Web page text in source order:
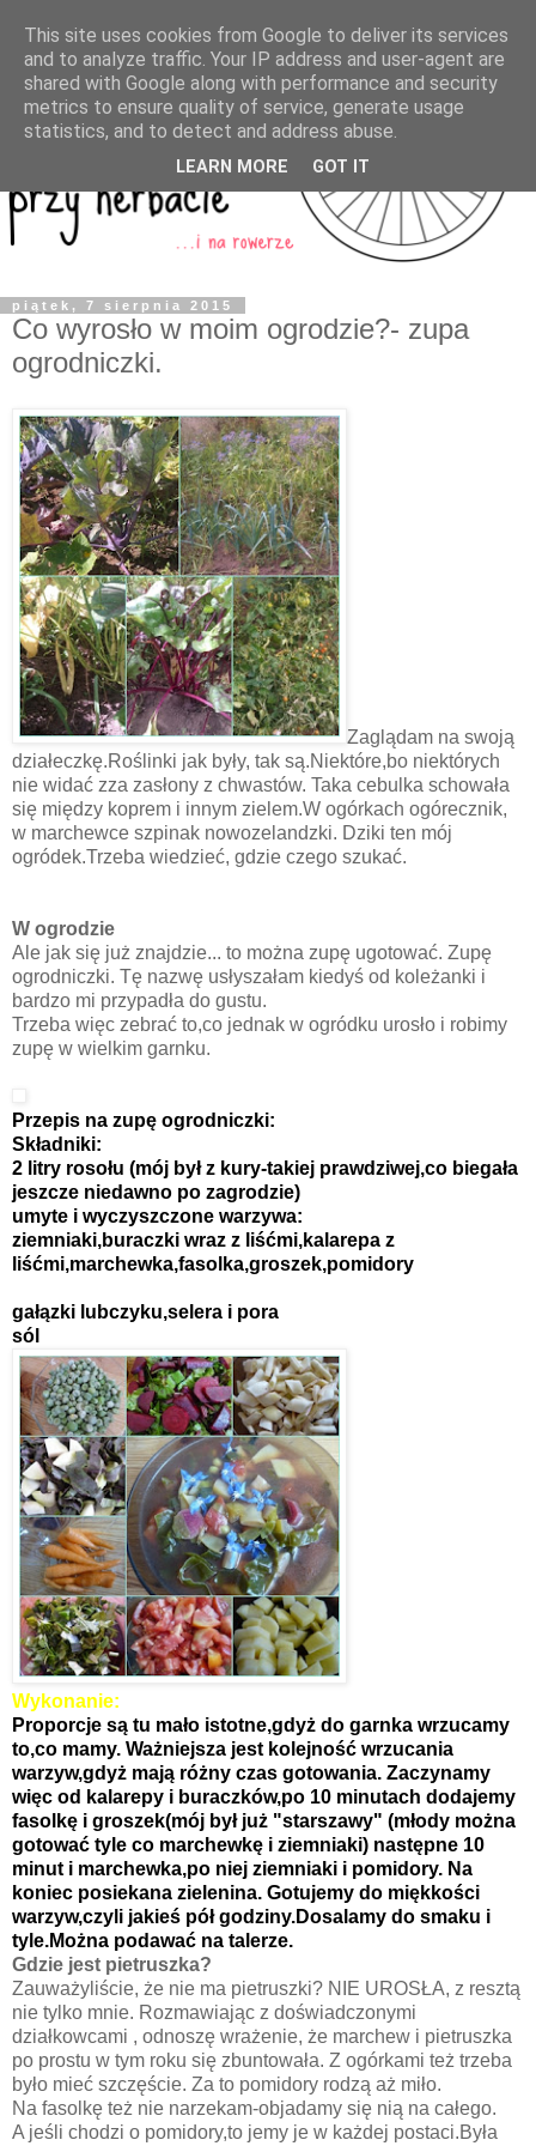
piątek, 7 sierpnia 2015
Co wyrosło w moim ogrodzie?- zupa
ogrodniczki.
Zaglądam na swoją
działeczkę.Roślinki jak były, tak są.Niektóre,bo niektórych
nie widać zza zasłony z chwastów. Taka cebulka schowała
się między koprem i innym zielem.W ogórkach ogórecznik,
w marchewce szpinak nowozelandzki. Dziki ten mój
ogródek.Trzeba wiedzieć, gdzie czego szukać.
W ogrodzie
Ale jak się już znajdzie... to można zupę ugotować. Zupę
ogrodniczki. Tę nazwę usłyszałam kiedyś od koleżanki i
bardzo mi przypadła do gustu.
Trzeba więc zebrać to,co jednak w ogródku urosło i robimy
zupę w wielkim garnku.
Przepis na zupę ogrodniczki:
Składniki:
2 litry rosołu (mój był z kury-takiej prawdziwej,co biegała
jeszcze niedawno po zagrodzie)
umyte i wyczyszczone warzywa:
ziemniaki,buraczki wraz z liśćmi,kalarepa z
liśćmi,marchewka,fasolka,groszek,pomidory
gałązki lubczyku,selera i pora
sól
Wykonanie:
Proporcje są tu mało istotne,gdyż do garnka wrzucamy
to,co mamy. Ważniejsza jest kolejność wrzucania
warzyw,gdyż mają różny czas gotowania. Zaczynamy
więc od kalarepy i buraczków,po 10 minutach dodajemy
fasolkę i groszek(mój był już "starszawy" (młody można
gotować tyle co marchewkę i ziemniaki) następne 10
minut i marchewka,po niej ziemniaki i pomidory. Na
koniec posiekana zielenina. Gotujemy do miękkości
warzyw,czyli jakieś pół godziny.Dosalamy do smaku i
tyle.Można podawać na talerze.
Gdzie jest pietruszka?
Zauważyliście, że nie ma pietruszki? NIE UROSŁA, z resztą
nie tylko mnie. Rozmawiając z doświadczonymi
działkowcami , odnoszę wrażenie, że marchew i pietruszka
po prostu w tym roku się zbuntowała. Z ogórkami też trzeba
było mieć szczęście. Za to pomidory rodzą aż miło.
Na fasolkę też nie narzekam-objadamy się nią na całego.
A jeśli chodzi o pomidory,to jemy je w każdej postaci.Była
This site uses cookies from Google to deliver its services
and to analyze traffic. Your IP address and user-agent are
shared with Google along with performance and security
metrics to ensure quality of service, generate usage
statistics, and to detect and address abuse.
LEARN MORE GOT IT